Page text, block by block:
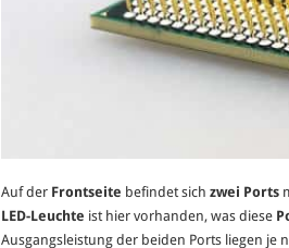
Auf der Frontseite befindet sich zwei Ports
LED-Leuchte ist hier vorhanden, was diese
Ausgangsleistung der beiden Ports liegen je